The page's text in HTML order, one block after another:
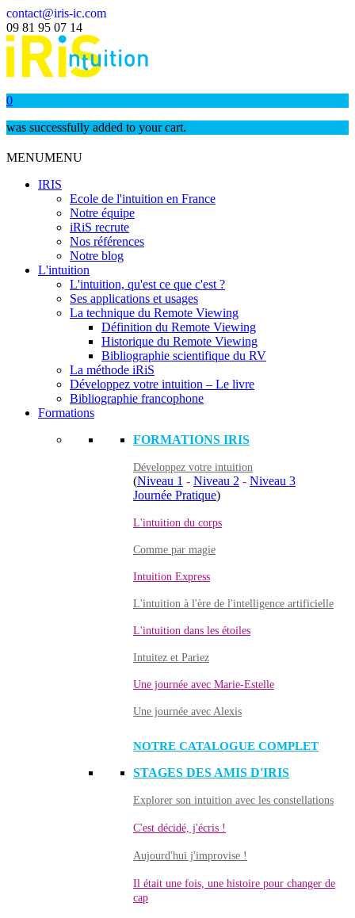
contact@iris-ic.com
09 81 95 07 14
0
was successfully added to your cart.
MENUMENU
IRIS
Ecole de l'intuition en France
Notre équipe
iRiS recrute
Nos références
Notre blog
L'intuition
L'intuition, qu'est ce que c'est ?
Ses applications et usages
La technique du Remote Viewing
Définition du Remote Viewing
Historique du Remote Viewing
Bibliographie scientifique du RV
La méthode iRiS
Développez votre intuition – Le livre
Bibliographie francophone
Formations
FORMATIONS IRIS
Développez votre intuition
(Niveau 1 - Niveau 2 - Niveau 3
Journée Pratique)
L'intuition du corps
Comme par magie
Intuition Express
L'intuition à l'ère de l'intelligence artificielle
L'intuition dans les étoiles
Intuitez et Pariez
Une journée avec Marie-Estelle
Une journée avec Alexis
NOTRE CATALOGUE COMPLET
STAGES DES AMIS D'IRIS
Explorer son intuition avec les constellations
C'est décidé, j'écris !
Aujourd'hui j'improvise !
Il était une fois, une histoire pour changer de
cap